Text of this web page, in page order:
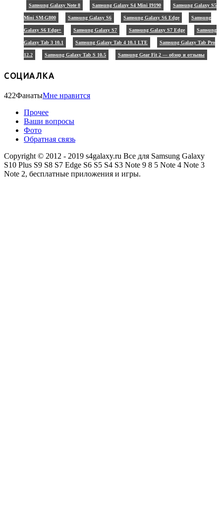
Samsung Galaxy Note 8 Samsung Galaxy S4 Mini I9190 Samsung Galaxy S5
Mini SM-G800 Samsung Galaxy S6 Samsung Galaxy S6 Edge Samsung
Galaxy S6 Edge+ Samsung Galaxy S7 Samsung Galaxy S7 Edge Samsung
Galaxy Tab 3 10.1 Samsung Galaxy Tab 4 10.1 LTE Samsung Galaxy Tab Pro
12.2 Samsung Galaxy Tab S 10.5 Samsung Gear Fit 2 — обзор и отзывы
СОЦИАЛКА
422ФанатыМне нравится
Прочее
Ваши вопросы
Фото
Обратная связь
Copyright © 2012 - 2019 s4galaxy.ru Все для Samsung Galaxy
S10 Plus S9 S8 S7 Edge S6 S5 S4 S3 Note 9 8 5 Note 4 Note 3
Note 2, бесплатные приложения и игры.